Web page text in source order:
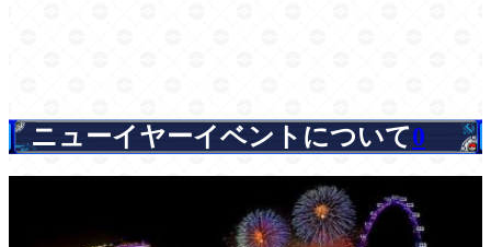
ニューイヤーイベントについて0